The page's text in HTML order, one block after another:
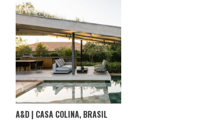
A&D | CASA COLINA, BRASIL